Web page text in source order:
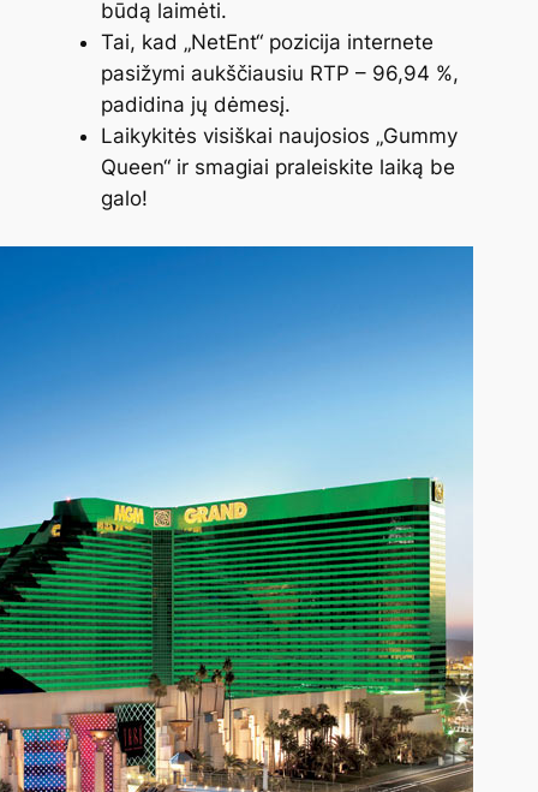
būdą laimėti.
Tai, kad „NetEnt“ pozicija internete
pasižymi aukščiausiu RTP – 96,94 %,
padidina jų dėmesį.
Laikykitės visiškai naujosios „Gummy
Queen“ ir smagiai praleiskite laiką be
galo!